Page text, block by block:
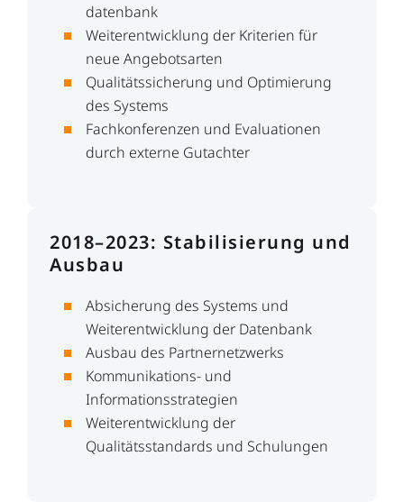
datenbank
Weiterentwicklung der Kriterien für
neue Angebotsarten
Qualitätssicherung und Optimierung
des Systems
Fachkonferenzen und Evaluationen
durch externe Gutachter
2018–2023: Stabilisierung und
Ausbau
Absicherung des Systems und
Weiterentwicklung der Datenbank
Ausbau des Partnernetzwerks
Kommunikations- und
Informationsstrategien
Weiterentwicklung der
Qualitätsstandards und Schulungen